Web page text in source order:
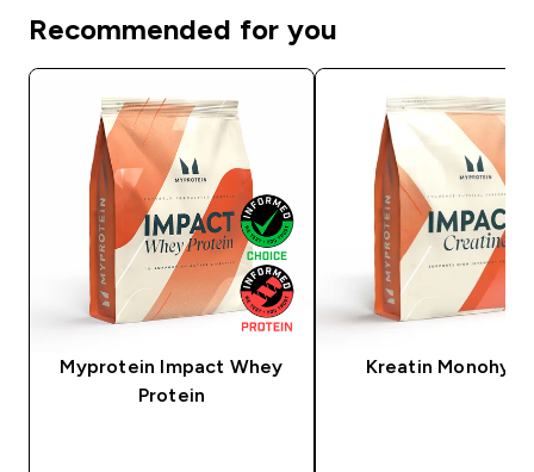
Recommended for you
Myprotein Impact Whey
Protein
Kreatin